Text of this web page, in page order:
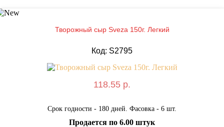
Творожный сыр Sveza 150г. Легкий
Код: S2795
118.55 р.
Срок годности - 180 дней. Фасовка - 6 шт.
Продается по 6.00 штук